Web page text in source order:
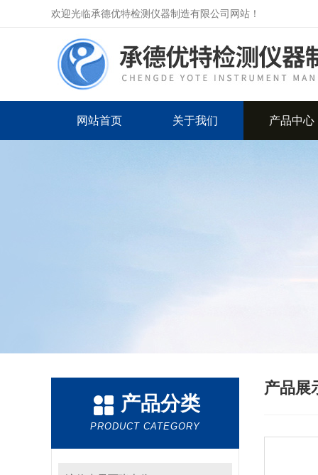
欢迎光临承德优特检测仪器制造有限公司网站！
网站首页 关于我们 产品中心
产品分类
PRODUCT CATEGORY
产品展